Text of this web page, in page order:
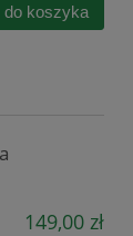
do koszyka
149,00 zł